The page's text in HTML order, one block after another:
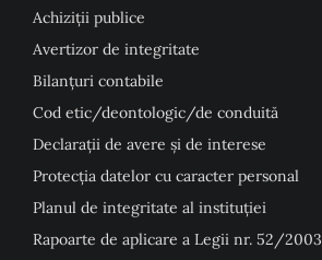
Achiziții publice
Avertizor de integritate
Bilanțuri contabile
Cod etic/deontologic/de conduită
Declarații de avere și de interese
Protecția datelor cu caracter personal
Planul de integritate al instituției
Rapoarte de aplicare a Legii nr. 52/2003